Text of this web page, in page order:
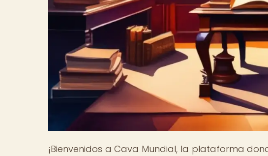
¡Bienvenidos a Cava Mundial, la plataforma